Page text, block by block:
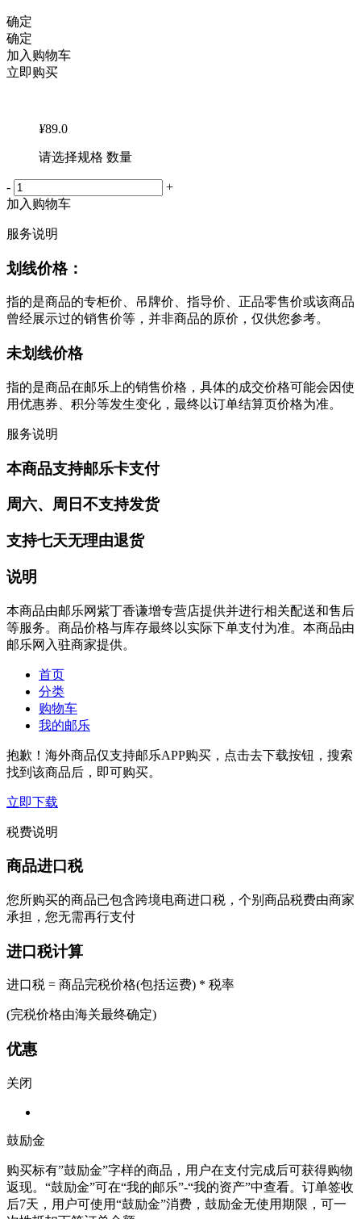
确定
确定
加入购物车
立即购买
¥89.0
请选择规格 数量
-
+
加入购物车
服务说明
划线价格：
指的是商品的专柜价、吊牌价、指导价、正品零售价或该商品
曾经展示过的销售价等，并非商品的原价，仅供您参考。
未划线价格
指的是商品在邮乐上的销售价格，具体的成交价格可能会因使
用优惠券、积分等发生变化，最终以订单结算页价格为准。
服务说明
本商品支持邮乐卡支付
周六、周日不支持发货
支持七天无理由退货
说明
本商品由邮乐网紫丁香谦增专营店提供并进行相关配送和售后
等服务。商品价格与库存最终以实际下单支付为准。本商品由
邮乐网入驻商家提供。
首页
分类
购物车
我的邮乐
抱歉！海外商品仅支持邮乐APP购买，点击去下载按钮，搜索
找到该商品后，即可购买。
立即下载
税费说明
商品进口税
您所购买的商品已包含跨境电商进口税，个别商品税费由商家
承担，您无需再行支付
进口税计算
进口税 = 商品完税价格(包括运费) * 税率
(完税价格由海关最终确定)
优惠
关闭
鼓励金
购买标有”鼓励金”字样的商品，用户在支付完成后可获得购物
返现。“鼓励金”可在“我的邮乐”-“我的资产”中查看。订单签收
后7天，用户可使用“鼓励金”消费，鼓励金无使用期限，可一